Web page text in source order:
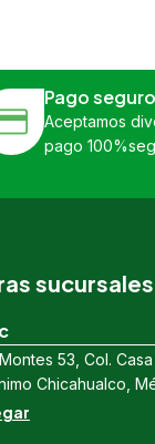
Pago seguro
Aceptamos
pago
sucursales
53, Col.
Chicahualco,